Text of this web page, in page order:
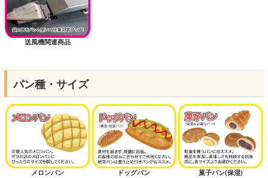
送風機関連商品
パン種・サイズ
メロンパン ドッグパン 菓子パン(保湿)